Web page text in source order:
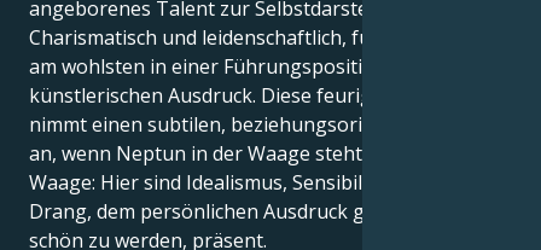
angeborenes Talent zur Selbstdarstellung.
Charismatisch und leidenschaftlich, fühlen sich Leos
am wohlsten in einer Führungsposition oder im
künstlerischen Ausdruck. Diese feurige Energie
nimmt einen subtilen, beziehungsorientierten Ton
an, wenn Neptun in der Waage steht. Neptun in
Waage: Hier sind Idealismus, Sensibilität und der
Drang, dem persönlichen Ausdruck gerecht und
schön zu werden, präsent.